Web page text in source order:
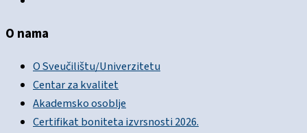
O nama
O Sveučilištu/Univerzitetu
Centar za kvalitet
Akademsko osoblje
Certifikat boniteta izvrsnosti 2026.